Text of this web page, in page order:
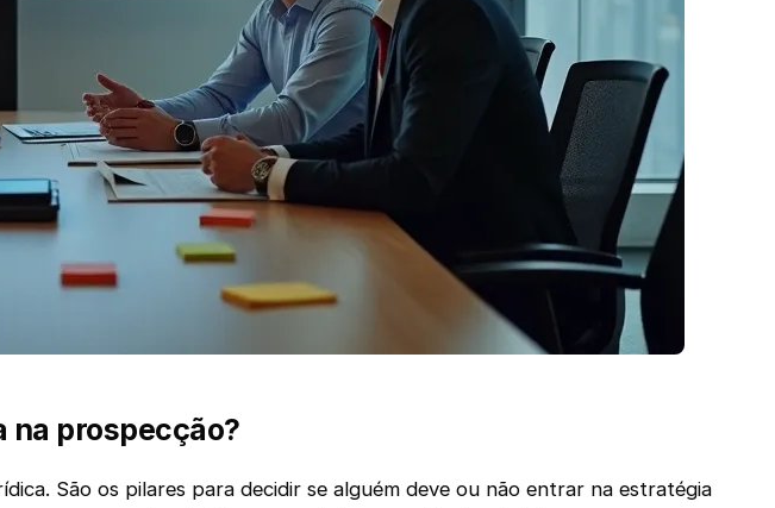
na prospecção?
São os pilares para decidir se alguém deve ou não entrar na estratégia